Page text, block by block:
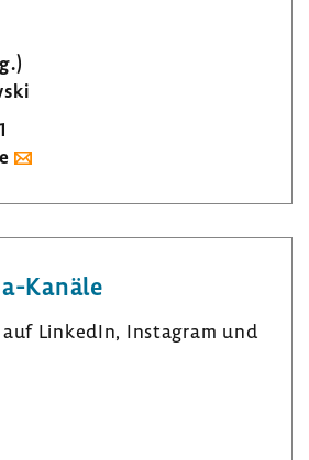
Kanäle
auf LinkedIn, Insta­gram und